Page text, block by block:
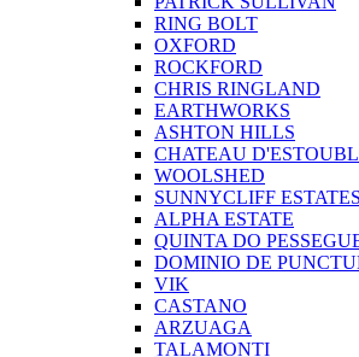
RING BOLT
OXFORD
ROCKFORD
CHRIS RINGLAND
EARTHWORKS
ASHTON HILLS
CHATEAU
WOOLSHED
SUNNYCLIFF ESTATES
ALPHA ESTATE
QUINTA DO
DOMINIO DE
VIK
CASTANO
ARZUAGA
TALAMONTI